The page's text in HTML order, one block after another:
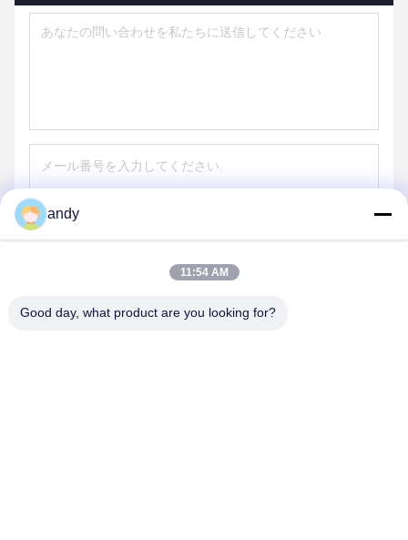
andy
11:54 AM
Good day, what product are you looking for?